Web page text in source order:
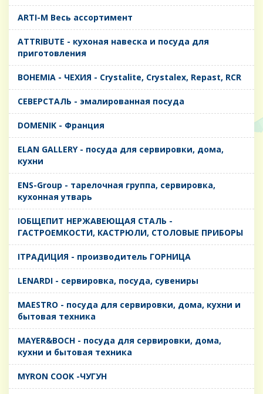
ARTI-M Весь ассортимент
ATTRIBUTE - кухоная навеска и посуда для
приготовления
BOHEMIA - ЧЕХИЯ - Crystalite, Crystalex, Repast, RCR
CЕВЕРСТАЛЬ - эмалированная посуда
DOMENIK - Франция
ELAN GALLERY - посуда для сервировки, дома,
кухни
ENS-Group - тарелочная группа, сервировка,
кухонная утварь
IОБЩЕПИТ НЕРЖАВЕЮЩАЯ СТАЛЬ -
ГАСТРОЕМКОСТИ, КАСТРЮЛИ, СТОЛОВЫЕ ПРИБОРЫ
IТРАДИЦИЯ - производитель ГОРНИЦА
LENARDI - сервировка, посуда, сувениры
MAESTRO - посуда для сервировки, дома, кухни и
бытовая техника
MAYER&BOCH - посуда для сервировки, дома,
кухни и бытовая техника
MYRON COOK -ЧУГУН